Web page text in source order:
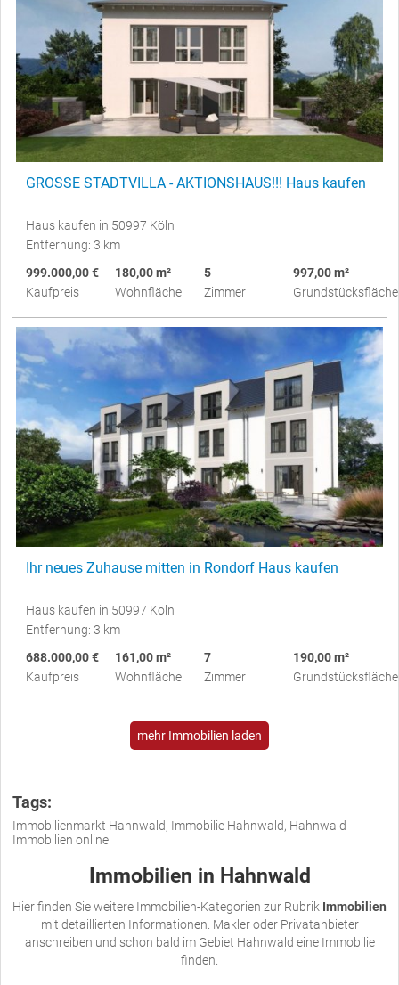
GROSSE STADTVILLA - AKTIONSHAUS!!! Haus kaufen
Haus kaufen in 50997 Köln
Entfernung: 3 km
999.000,00 €
Kaufpreis
180,00 m²
Wohnfläche
5
Zimmer
997,00 m²
Grundstücksfläche
Ihr neues Zuhause mitten in Rondorf Haus kaufen
Haus kaufen in 50997 Köln
Entfernung: 3 km
688.000,00 €
Kaufpreis
161,00 m²
Wohnfläche
7
Zimmer
190,00 m²
Grundstücksfläche
mehr Immobilien laden
Tags:
Immobilienmarkt Hahnwald, Immobilie Hahnwald, Hahnwald
Immobilien online
Immobilien in Hahnwald
Hier finden Sie weitere Immobilien-Kategorien zur Rubrik Immobilien
mit detaillierten Informationen. Makler oder Privatanbieter
anschreiben und schon bald im Gebiet Hahnwald eine Immobilie
finden.